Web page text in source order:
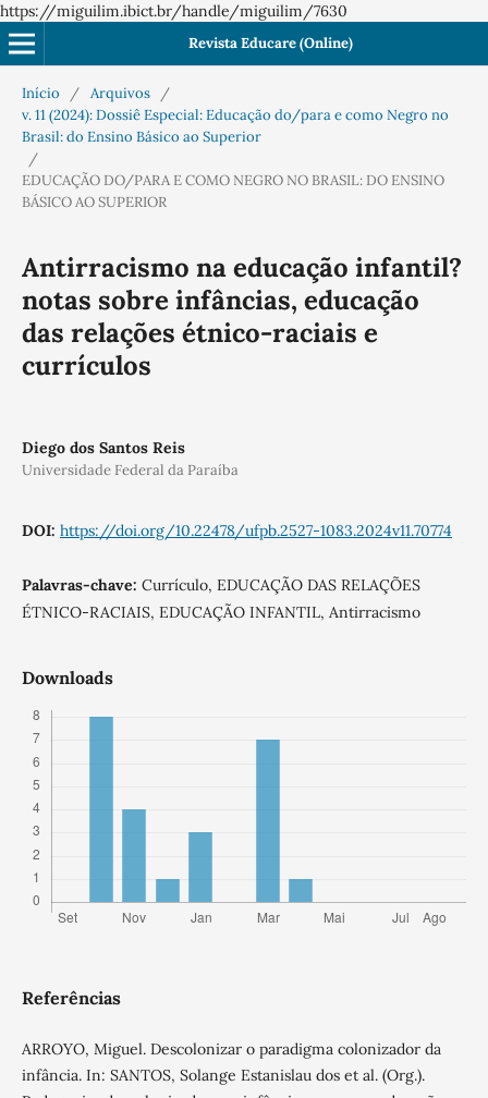
https://miguilim.ibict.br/handle/miguilim/7630
Revista Educare (Online)
Início / Arquivos
/
v. 11 (2024): Dossiê Especial: Educação do/para e como Negro no
Brasil: do Ensino Básico ao Superior
/
EDUCAÇÃO DO/PARA E COMO NEGRO NO BRASIL: DO ENSINO
BÁSICO AO SUPERIOR
Antirracismo na educação infantil?
notas sobre infâncias, educação
das relações étnico-raciais e
currículos
Diego dos Santos Reis
Universidade Federal da Paraíba
DOI: https://doi.org/10.22478/ufpb.2527-1083.2024v11.70774
Palavras-chave: Currículo, EDUCAÇÃO DAS RELAÇÕES
ÉTNICO-RACIAIS, EDUCAÇÃO INFANTIL, Antirracismo
Downloads
Referências
ARROYO, Miguel. Descolonizar o paradigma colonizador da
infância. In: SANTOS, Solange Estanislau dos et al. (Org.).